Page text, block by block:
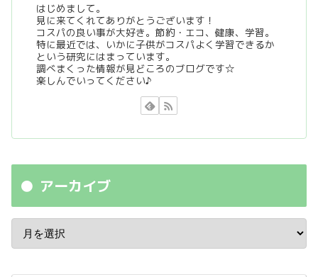
はじめまして。
見に来てくれてありがとうございます！
コスパの良い事が大好き。節約・エコ、健康、学習。
特に最近では、いかに子供がコスパよく学習できるか
という研究にはまっています。
調べまくった情報が見どころのブログです☆
楽しんでいってください♪
アーカイブ